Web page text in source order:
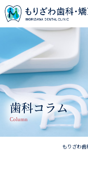
歯科コラム
Column
もりざわ